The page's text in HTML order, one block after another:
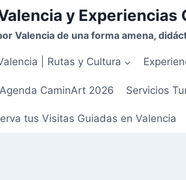
y Experiencias
Valencia de una forma amena,
| Rutas y Cultura
CaminArt 2026 Servicios
tus Visitas Guiadas en Valencia